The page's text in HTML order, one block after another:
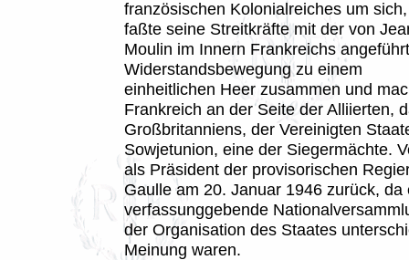
französischen Kolonialreiches um sich,
faßte seine Streitkräfte mit der von
Moulin im Innern Frankreichs
Widerstandsbewegung zu einem
einheitlichen Heer zusammen und
Frankreich an der Seite der Alliierten,
Großbritanniens, der Vereinigten
Sowjetunion, eine der Siegermächte.
als Präsident der provisorischen
Gaulle am 20. Januar 1946 zurück, da
verfassunggebende
der Organisation des Staates
Meinung waren.